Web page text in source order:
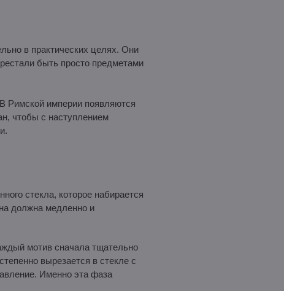
в практических целях. Они
быть просто предметами
Римской империи появляются
чтобы с наступлением
стекла, которое набирается
должна медленно и
мотив сначала тщательно
вырезается в стекле с
Именно эта фаза